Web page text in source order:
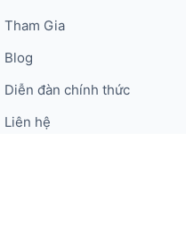
Tham Gia
Blog
Diễn đàn chính thức
Liên hệ